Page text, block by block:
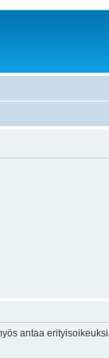
antaa